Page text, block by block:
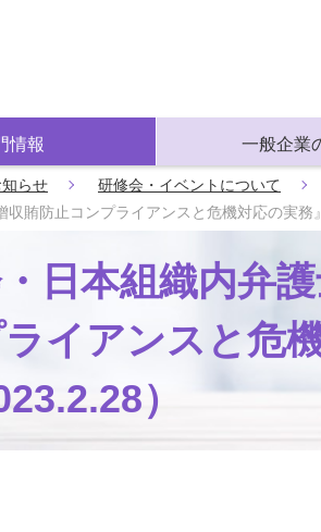
情報 一般企業
知らせ
研修会・イベントについて
賄防止コンプライアンスと危機対応の実務
日本組織内弁
ライアンスと危
）